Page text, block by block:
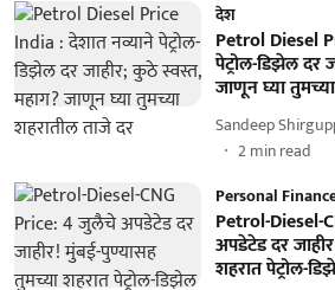
देश
Petrol Diesel
पेट्रोल-डिझेल दर
जाणून घ्या
Sandeep
2min read
Personal
Petrol-Diesel-
अपडेटेड दर
शहरात पेट्रोल-